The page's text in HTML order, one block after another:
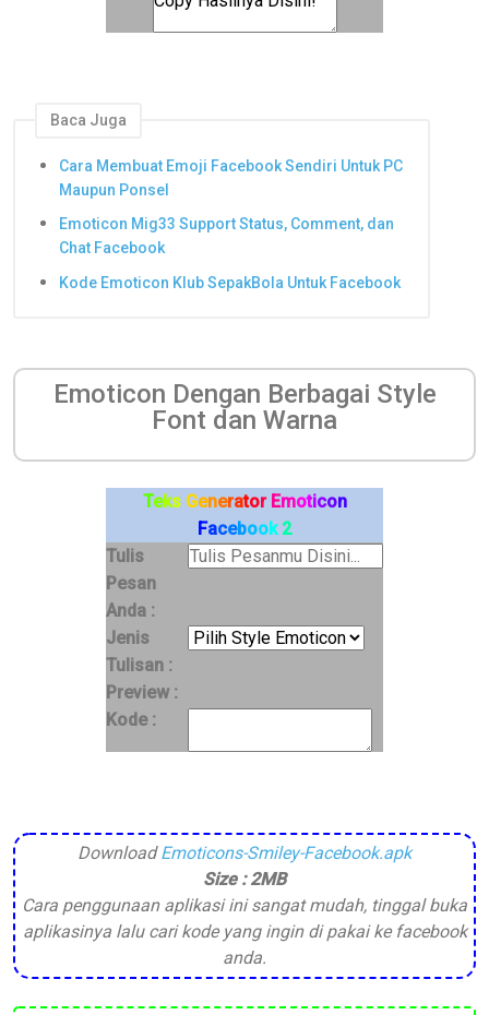
Baca Juga
Cara Membuat Emoji Facebook Sendiri Untuk PC
Maupun Ponsel
Emoticon Mig33 Support Status, Comment, dan
Chat Facebook
Kode Emoticon Klub SepakBola Untuk Facebook
Emoticon Dengan Berbagai Style
Font dan Warna
Teks Generator Emoticon
Facebook 2
Tulis
Pesan
Anda :
Jenis
Tulisan :
Preview :
Kode :
DownloadEmoticons-Smiley-Facebook.apk
Size : 2MB
Cara penggunaan aplikasi ini sangat mudah, tinggal buka
aplikasinya lalu cari kode yang ingin di pakai ke facebook
anda.